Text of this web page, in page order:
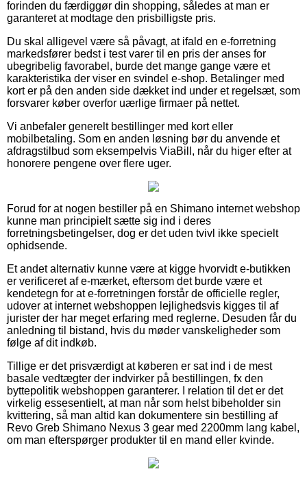
forinden du færdiggør din shopping, således at man er
garanteret at modtage den prisbilligste pris.
Du skal alligevel være så påvagt, at ifald en e-forretning
markedsfører bedst i test varer til en pris der anses for
ubegribelig favorabel, burde det mange gange være et
karakteristika der viser en svindel e-shop. Betalinger med
kort er på den anden side dækket ind under et regelsæt, som
forsvarer køber overfor uærlige firmaer på nettet.
Vi anbefaler generelt bestillinger med kort eller
mobilbetaling. Som en anden løsning bør du anvende et
afdragstilbud som eksempelvis ViaBill, når du higer efter at
honorere pengene over flere uger.
Forud for at nogen bestiller på en Shimano internet webshop
kunne man principielt sætte sig ind i deres
forretningsbetingelser, dog er det uden tvivl ikke specielt
ophidsende.
Et andet alternativ kunne være at kigge hvorvidt e-butikken
er verificeret af e-mærket, eftersom det burde være et
kendetegn for at e-forretningen forstår de officielle regler,
udover at internet webshoppen lejlighedsvis kigges til af
jurister der har meget erfaring med reglerne. Desuden får du
anledning til bistand, hvis du møder vanskeligheder som
følge af dit indkøb.
Tillige er det prisværdigt at køberen er sat ind i de mest
basale vedtægter der indvirker på bestillingen, fx den
byttepolitik webshoppen garanterer. I relation til det er det
virkelig essesentielt, at man når som helst bibeholder sin
kvittering, så man altid kan dokumentere sin bestilling af
Revo Greb Shimano Nexus 3 gear med 2200mm lang kabel,
om man efterspørger produkter til en mand eller kvinde.